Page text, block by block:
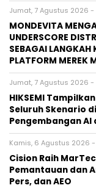
Jumat, 7 Agustus 2026 -
MONDEVITA
UNDERSCORE
SEBAGAI LANGKAH
PLATFORM MEREK
Jumat, 7 Agustus 2026 -
HIKSEMI
Seluruh Skenario
Pengembangan
Kamis, 6 Agustus 2026 -
Cision Raih
Pemantauan dan
Pers, dan AEO